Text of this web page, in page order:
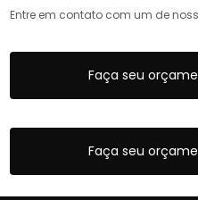
Entre em contato com um de
Faça seu
Faça seu